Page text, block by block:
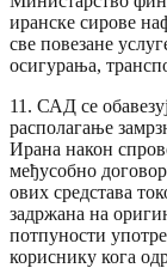
иранске сирове
све повезане
осигурања,
11. САД се
располагање
Ирана након
међусобно
ових средстава
задржана на
потпуности
кориснику кога